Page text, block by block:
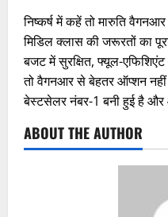
निष्कर्ष में कहें तो मारुति
मिडिल क्लास की जरूरतों का
बजट में सुरक्षित, फ्यूल-
तो वैगनआर से बेहतर ऑप्शन
बेस्टसेलर नंबर-1 बनी हुई है और
ABOUT THE AUTHOR